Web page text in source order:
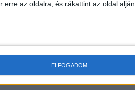
erre az oldalra, és rákattint az oldal alján
ELFOGADOM
Max esetében
a Rejoy aktuális,
függően